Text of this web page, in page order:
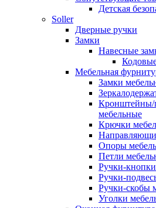
Детская
Soller
Дверные ручки
Замки
Навесные
Мебельная
Замки
Кронштейны/
мебельные
Крючки
Опоры
Петли
Ручки-
Ручки-
Ручки-скобы
Уголки